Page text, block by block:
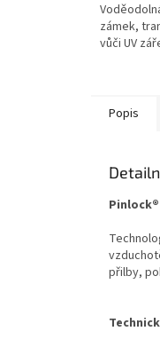
zámek,
vůči UV
Popis
Pinlock®
přilby,